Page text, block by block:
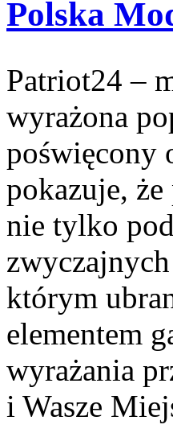
Polska
Patriot24 –
wyrażona
poświęcony
pokazuje,
nie tylko
którym
elementem
wyrażania
i Wasze